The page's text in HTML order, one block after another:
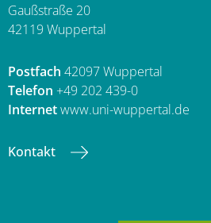
Gaußstraße 20
42119 Wuppertal
Postfach 42097 Wuppertal
Telefon +49 202 439-0
Internetwww.uni-wuppertal.de
Kontakt